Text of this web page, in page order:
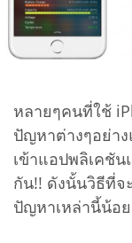
หลายๆคนที่ใช้
ปัญหาต่างๆอย่าง
เข้าแอปพลิเคชั
กัน!! ดังนั้นวิธีที่จ
ปัญหาเหล่านี้น้อ